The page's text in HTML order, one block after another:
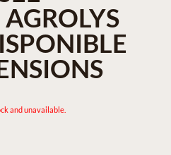
and unavailable.